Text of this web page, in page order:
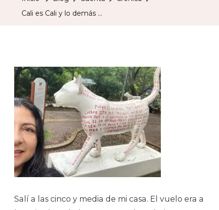
Cali es Cali y lo demás …
Salí a las cinco y media de mi casa. El vuelo era a